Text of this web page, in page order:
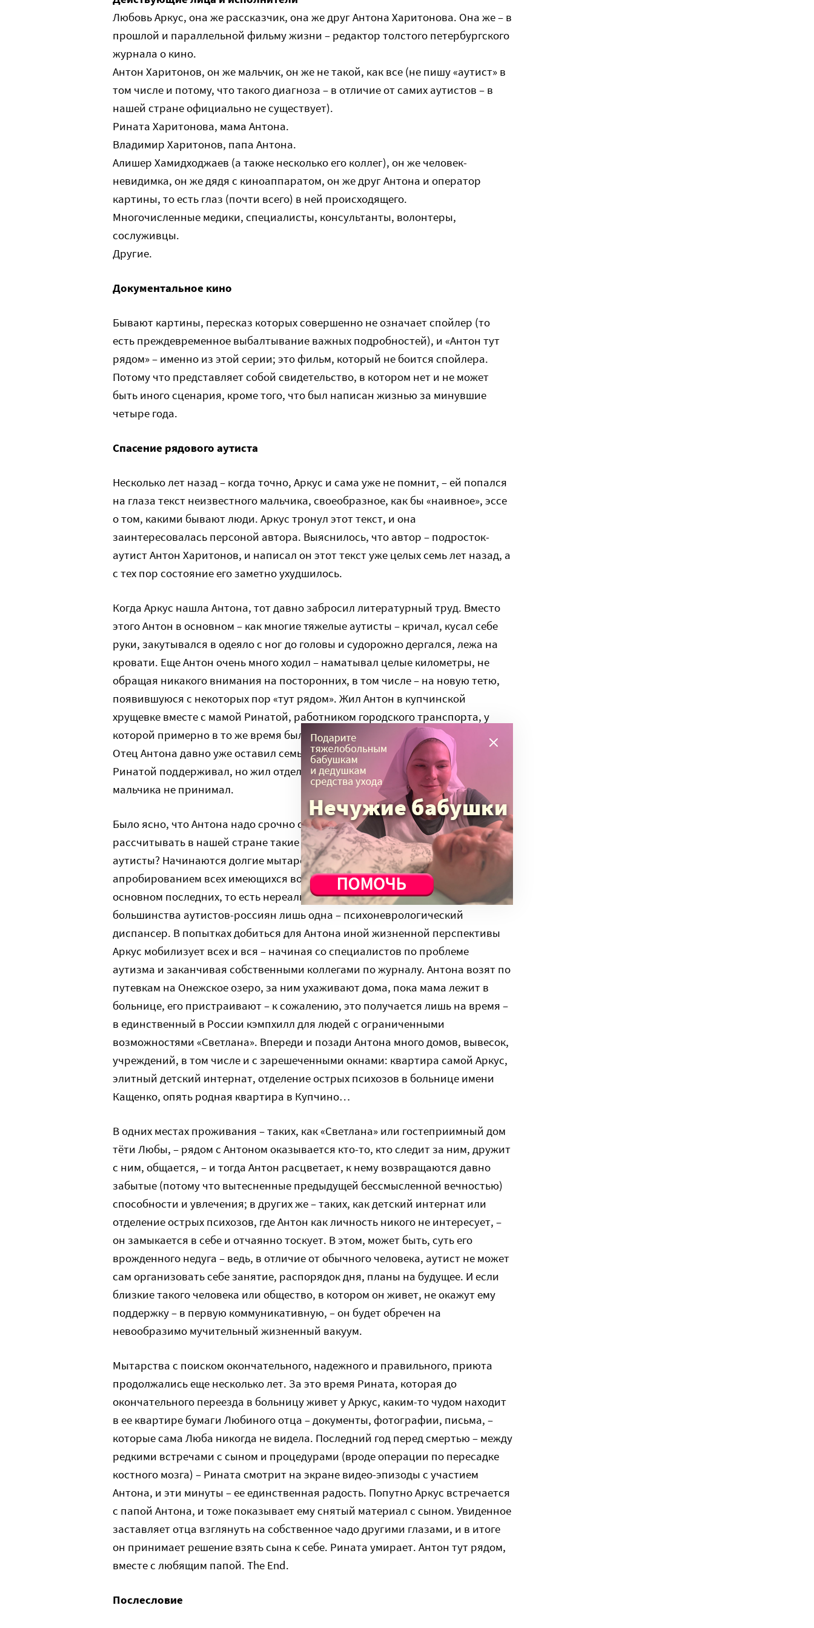
Любовь Аркус, она же рассказчик, она же друг Антона Харитонова. Она же – в
прошлой и параллельной фильму жизни – редактор толстого петербургского
журнала о кино.
Антон Харитонов, он же мальчик, он же не такой, как все (не пишу «аутист» в
том числе и потому, что такого диагноза – в отличие от самих аутистов – в
нашей стране официально не существует).
Рината Харитонова, мама Антона.
Владимир Харитонов, папа Антона.
Алишер Хамидходжаев (а также несколько его коллег), он же человек-
невидимка, он же дядя с киноаппаратом, он же друг Антона и оператор
картины, то есть глаз (почти всего) в ней происходящего.
Многочисленные медики, специалисты, консультанты, волонтеры,
сослуживцы.
Другие.
Документальное кино
Бывают картины, пересказ которых совершенно не означает спойлер (то
есть преждевременное выбалтывание важных подробностей), и «Антон тут
рядом» – именно из этой серии; это фильм, который не боится спойлера.
Потому что представляет собой свидетельство, в котором нет и не может
быть иного сценария, кроме того, что был написан жизнью за минувшие
четыре года.
Спасение рядового аутиста
Несколько лет назад – когда точно, Аркус и сама уже не помнит, – ей попался
на глаза текст неизвестного мальчика, своеобразное, как бы «наивное», эссе
о том, какими бывают люди. Аркус тронул этот текст, и она
заинтересовалась персоной автора. Выяснилось, что автор – подросток-
аутист Антон Харитонов, и написал он этот текст уже целых семь лет назад, а
с тех пор состояние его заметно ухудшилось.
Когда Аркус нашла Антона, тот давно забросил литературный труд. Вместо
этого Антон в основном – как многие тяжелые аутисты – кричал, кусал себе
руки, закутывался в одеяло с ног до головы и судорожно дергался, лежа на
кровати. Еще Антон очень много ходил – наматывал целые километры, не
обращая никакого внимания на посторонних, в том числе – на новую тетю,
появившуюся с некоторых пор «тут рядом». Жил Антон в купчинской
хрущевке вместе с мамой Ринатой, работником городского транспорта, у
которой примерно в то же время была диагностирована раковая опухоль.
Отец Антона давно уже оставил семью и завел себе другую – отношения с
Ринатой поддерживал, но жил отдельно и особенного участия в судьбе
мальчика не принимал.
Было ясно, что Антона надо срочно спасать, но как? На что могут
рассчитывать в нашей стране такие вот, обычные, несостоятельные
аутисты? Начинаются долгие мытарства, сопровождаемые исследованием и
апробированием всех имеющихся возможностей, реальных и нереальных. В
основном последних, то есть нереальных, ибо реальная возможность для
большинства аутистов-россиян лишь одна – психоневрологический
диспансер. В попытках добиться для Антона иной жизненной перспективы
Аркус мобилизует всех и вся – начиная со специалистов по проблеме
аутизма и заканчивая собственными коллегами по журналу. Антона возят по
путевкам на Онежское озеро, за ним ухаживают дома, пока мама лежит в
больнице, его пристраивают – к сожалению, это получается лишь на время –
в единственный в России кэмпхилл для людей с ограниченными
возможностями «Светлана». Впереди и позади Антона много домов, вывесок,
учреждений, в том числе и с зарешеченными окнами: квартира самой Аркус,
элитный детский интернат, отделение острых психозов в больнице имени
Кащенко, опять родная квартира в Купчино…
В одних местах проживания – таких, как «Светлана» или гостеприимный дом
тёти Любы, – рядом с Антоном оказывается кто-то, кто следит за ним, дружит
с ним, общается, – и тогда Антон расцветает, к нему возвращаются давно
забытые (потому что вытесненные предыдущей бессмысленной вечностью)
способности и увлечения; в других же – таких, как детский интернат или
отделение острых психозов, где Антон как личность никого не интересует, –
он замыкается в себе и отчаянно тоскует. В этом, может быть, суть его
врожденного недуга – ведь, в отличие от обычного человека, аутист не может
сам организовать себе занятие, распорядок дня, планы на будущее. И если
близкие такого человека или общество, в котором он живет, не окажут ему
поддержку – в первую коммуникативную, – он будет обречен на
невообразимо мучительный жизненный вакуум.
Мытарства с поиском окончательного, надежного и правильного, приюта
продолжались еще несколько лет. За это время Рината, которая до
окончательного переезда в больницу живет у Аркус, каким-то чудом находит
в ее квартире бумаги Любиного отца – документы, фотографии, письма, –
которые сама Люба никогда не видела. Последний год перед смертью – между
редкими встречами с сыном и процедурами (вроде операции по пересадке
костного мозга) – Рината смотрит на экране видео-эпизоды с участием
Антона, и эти минуты – ее единственная радость. Попутно Аркус встречается
с папой Антона, и тоже показывает ему снятый материал с сыном. Увиденное
заставляет отца взглянуть на собственное чадо другими глазами, и в итоге
он принимает решение взять сына к себе. Рината умирает. Антон тут рядом,
вместе с любящим папой. The End.
Послесловие